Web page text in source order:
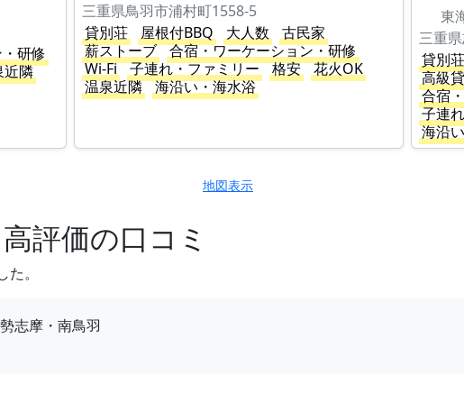
研修
近隣
三重県鳥羽市浦村町1558-5
貸別荘
屋根付BBQ 大人数
古民家
薪ストーブ
合宿・ワーケーション・研修
Wi-Fi
子連れ・ファミリー 格安
花火OK
温泉近隣
海沿い・海水浴
東
三重
貸別荘
高級
合宿
子連
海沿
地図表示
評価の口コミ
。
志摩・南鳥羽